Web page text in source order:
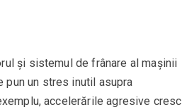
și sistemul de frânare al mașinii
pun un stres inutil asupra
accelerările agresive cresc